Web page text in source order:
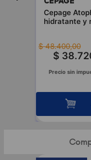
Cepage
hidratante y
$ 48.400,00
$ 38.
Precio sin